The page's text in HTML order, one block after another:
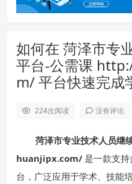
如何在 菏泽市专
平台-公需课
m/ 平台快速完成
224次阅读 没有评论
菏泽市专业技术人员
huanjipx.com/ 是一款支
台，广泛应用于学术、技能